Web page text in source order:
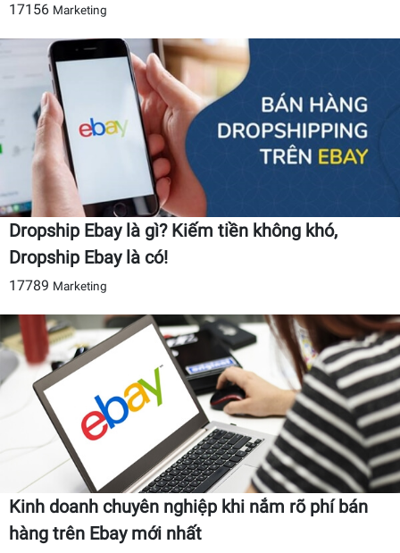
17156 Marketing
Dropship Ebay là gì? Kiếm tiền không khó,
Dropship Ebay là có!
17789 Marketing
Kinh doanh chuyên nghiệp khi nắm rõ phí bán
hàng trên Ebay mới nhất